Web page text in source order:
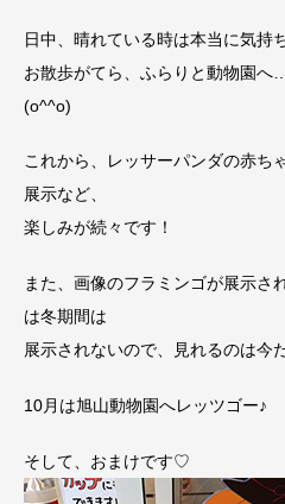
日中、晴れている時は本当に気持
お散歩がてら、ふらりと動物園へ
(o^^o)
これから、レッサーパンダの赤ち
展示など、
楽しみが続々です！
また、画像のフラミンゴが展示さ
は冬期間は
展示されないので、見れるのは今
10月は旭山動物園へレッツゴー♪
そして、おまけです♡